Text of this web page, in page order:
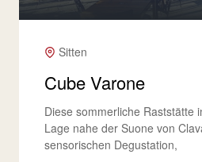
Sitten
Cube Varone
Diese sommerliche Raststätte
Lage nahe der Suone von
sensorischen Degustation,